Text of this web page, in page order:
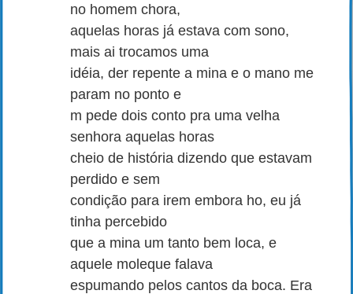
no homem chora,
aquelas horas já estava com sono,
mais ai trocamos uma
idéia, der repente a mina e o mano me
param no ponto e
m pede dois conto pra uma velha
senhora aquelas horas
cheio de história dizendo que estavam
perdido e sem
condição para irem embora ho, eu já
tinha percebido
que a mina um tanto bem loca, e
aquele moleque falava
espumando pelos cantos da boca. Era